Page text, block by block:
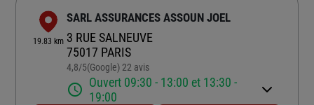
19.83 km
SARL ASSURANCES ASSOUN JOEL
3 RUE SALNEUVE
75017 PARIS
4,8/5Note de 4.8 sur 5
(Google) 22 avis
Ouvert 09:30 - 13:00 et 13:30 -
19:00